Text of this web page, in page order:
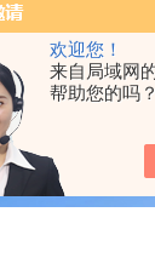
欢迎您！
来自局域网
帮助您的吗？